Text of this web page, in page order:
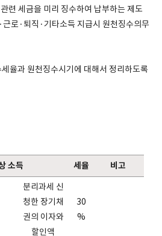
련 세금을 미리 징수하여 납부하는 제도
로·퇴직·기타소득 지급시 원천징수의무
율과 원천징수시기에 대해서 정리하도록
소득 세율 비고
분리과세 신
청한 장기채
권의 이자와
할인액
30
%